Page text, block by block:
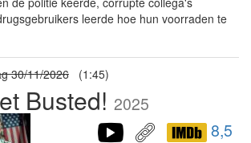
leerde hoe hun voorraden te
30/11/2026 (1:45)
Busted! 2025
8,5